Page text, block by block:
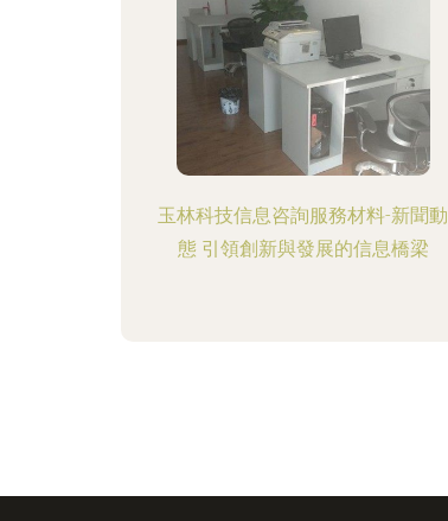
玉林科技信息咨詢服務材料-新聞動
態 引領創新與發展的信息橋梁